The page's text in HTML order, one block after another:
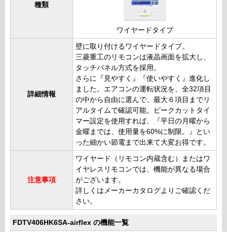
種類
ワイヤードタイプ
詳細情報
壁に取り付けるワイヤードタイプ。
三菱重工のリモコンは液晶画面を拡大し、
タッチパネル方式を採用。
さらに『見やすく』『使いやすく』進化し
ました。エアコンの運転状況を、全32項目
の中から自由に選んで、最大６項目までリ
アルタイムで確認可能。ピークカットタイ
マー設定を使用すれば、『平日の月曜から
金曜までは、使用量を60%に制限。』とい
った細かい節電まで出来て大変お得です。
注意事項
ワイヤード（リモコン内蔵含む）またはワ
イヤレスリモコンでは、機能が異なる場合
がございます。
詳しくはメーカーカタログよりご確認くだ
さい。
FDTV406HK6SA-airflex の機能一覧